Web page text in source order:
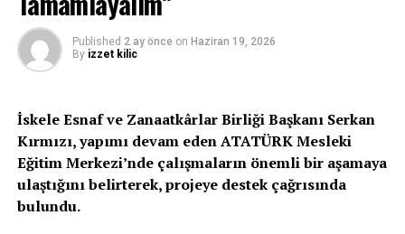
Türk hizmet onur ödülü alacak…
Medya Başarı ve Teşvik Ödülleri ile Hizmet Onur
Ödülleri, Kıbrıs’ta bir Kıbrıslı Türk tarafından 1889’da
Temmuz’da kutlanan Basın Günü’nde düzenlenecek
resepsiyonda verilecek…
Published 2 ay önce on Haziran 19, 2026
By izzet kilic
İskele Esnaf ve Zanaatkârlar Birliği Başkanı Serkan
Kırmızı, yapımı devam eden ATATÜRK Mesleki
Eğitim Merkezi’nde çalışmaların önemli bir aşamaya
ulaştığını belirterek, projeye destek çağrısında
bulundu.